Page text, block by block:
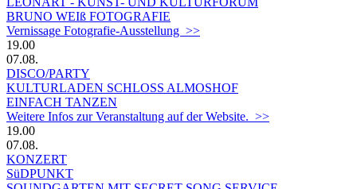
BRUNO WEIß FOTOGRAFIE
Vernissage Fotografie-Ausstellung >>
19.00
07.08.
DISCO/PARTY
KULTURLADEN SCHLOSS ALMOSHOF
EINFACH TANZEN
Weitere Infos zur Veranstaltung auf der Website. >>
19.00
07.08.
KONZERT
SüDPUNKT